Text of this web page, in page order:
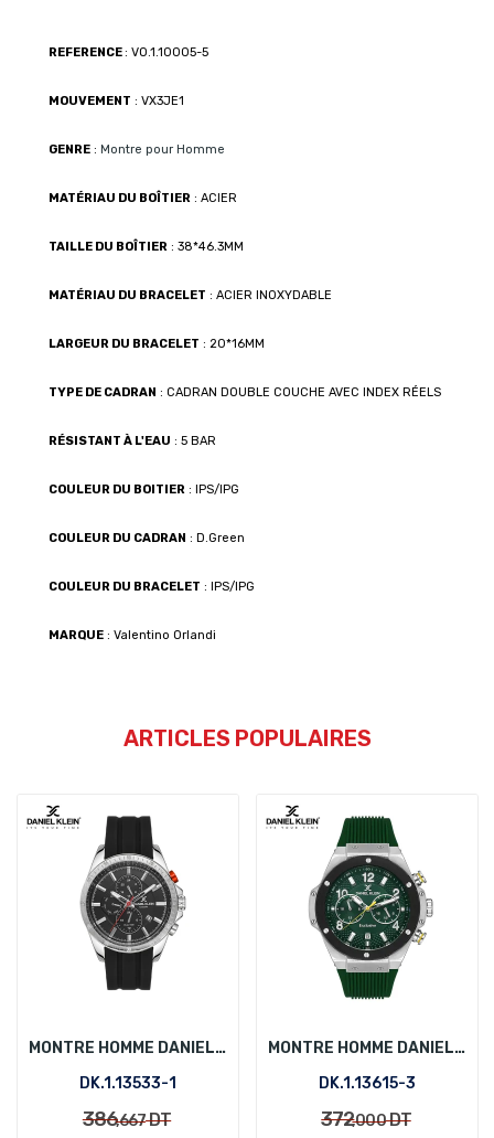
REFERENCE : VO.1.10005-5
MOUVEMENT : VX3JE1
GENRE : Montre pour Homme
MATÉRIAU DU BOÎTIER : ACIER
TAILLE DU BOÎTIER : 38*46.3MM
MATÉRIAU DU BRACELET : ACIER INOXYDABLE
LARGEUR DU BRACELET : 20*16MM
TYPE DE CADRAN : CADRAN DOUBLE COUCHE AVEC INDEX RÉELS
RÉSISTANT À L'EAU : 5 BAR
COULEUR DU BOITIER : IPS/IPG
COULEUR DU CADRAN : D.Green
COULEUR DU BRACELET : IPS/IPG
MARQUE : Valentino Orlandi
ARTICLES POPULAIRES
MONTRE HOMME DANIEL KLEIN DK.1.13533-1
DK.1.13533-1
386,667DT
MONTRE HOMME DANIEL KLEIN DK.1.13615-3
DK.1.13615-3
372,000DT